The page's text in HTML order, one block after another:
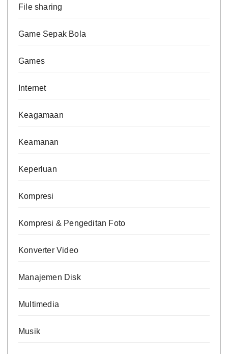
File sharing
Game Sepak Bola
Games
Internet
Keagamaan
Keamanan
Keperluan
Kompresi
Kompresi & Pengeditan Foto
Konverter Video
Manajemen Disk
Multimedia
Musik